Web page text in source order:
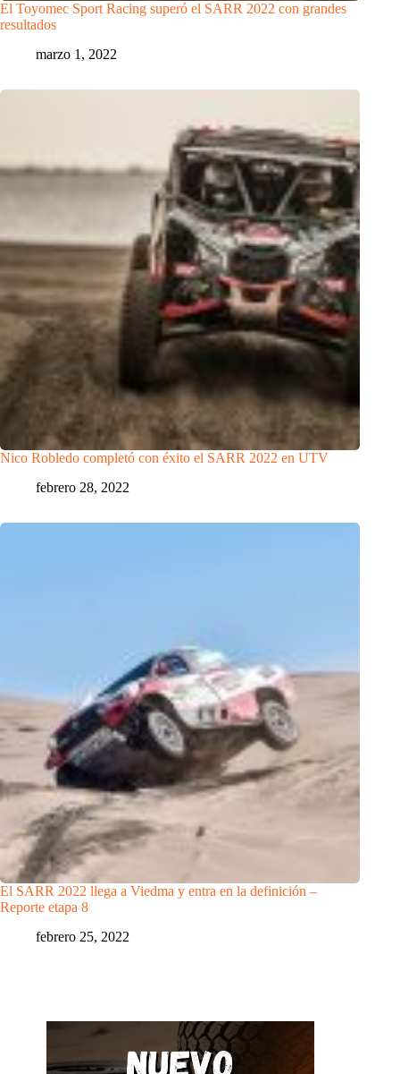
El Toyomec Sport Racing superó el SARR 2022 con grandes
resultados
marzo 1, 2022
Nico Robledo completó con éxito el SARR 2022 en UTV
febrero 28, 2022
El SARR 2022 llega a Viedma y entra en la definición –
Reporte etapa 8
febrero 25, 2022